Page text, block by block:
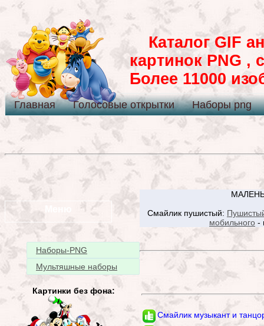
Каталог GIF
картинок PNG ,
Более 11000
Главная Голосовые открытки Наборы png
Наборы-PNG
Мультяшные наборы
Картинки без фона:
Смайлик пушистый:
мобильного -
Смайлик музыкант и